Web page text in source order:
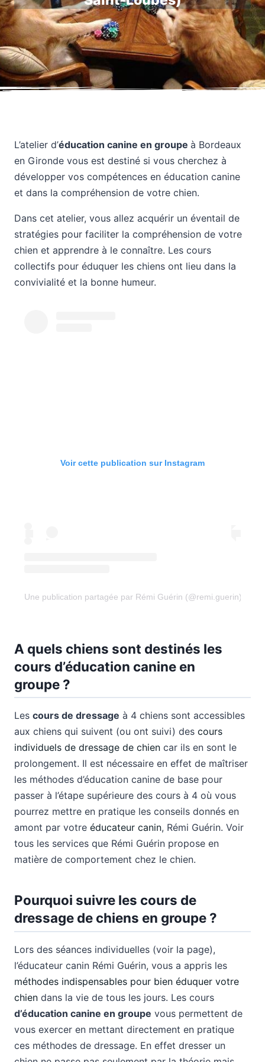
L’atelier d’éducation canine en groupe à Bordeaux
en Gironde vous est destiné si vous cherchez à
développer vos compétences en éducation canine
et dans la compréhension de votre chien.
Dans cet atelier, vous allez acquérir un éventail de
stratégies pour faciliter la compréhension de votre
chien et apprendre à le connaître. Les cours
collectifs pour éduquer les chiens ont lieu dans la
convivialité et la bonne humeur.
Voir cette publication sur Instagram
Une publication partagée par Rémi Guérin (@remi.guerin)
A quels chiens sont destinés les
cours d’éducation canine en
groupe ?
Les cours de dressage à 4 chiens sont accessibles
aux chiens qui suivent (ou ont suivi) des cours
individuels de dressage de chien car ils en sont le
prolongement. Il est nécessaire en effet de maîtriser
les méthodes d’éducation canine de base pour
passer à l’étape supérieure des cours à 4 où vous
pourrez mettre en pratique les conseils donnés en
amont par votre éducateur canin, Rémi Guérin. Voir
tous les services que Rémi Guérin propose en
matière de comportement chez le chien.
Pourquoi suivre les cours de
dressage de chiens en groupe ?
Lors des séances individuelles (voir la page),
l’éducateur canin Rémi Guérin, vous a appris les
méthodes indispensables pour bien éduquer votre
chien dans la vie de tous les jours. Les cours
d’éducation canine en groupe vous permettent de
vous exercer en mettant directement en pratique
ces méthodes de dressage. En effet dresser un